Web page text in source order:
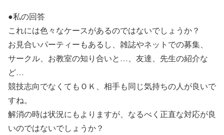
●私の回答
これには色々なケースがあるのではないでしょうか？
お見合いパーティーもあるし、雑誌やネットでの募集、
サークル、お教室の知り合いと…、友達、先生の紹介な
ど…
競技志向でなくてもＯＫ、相手も同じ気持ちの人が良いで
すね。
解消の時は状況にもよりますが、なるべく正直な対応が良
いのではないでしょうか？